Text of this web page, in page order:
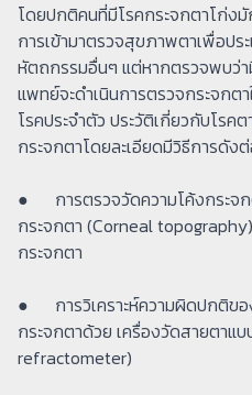
โดยปกติคนที่มีโรคกระจกตาโก่ง
การเข้ามาตรวจสุขภาพตาเพื่อปร
หัตถกรรมอื่นๆ แต่หากตรวจพบว่
แพทย์จะดำเนินการตรวจกระจกต
โรคประจำตัว ประวัติเกี่ยวกับโรค
กระจกตาโดยละเอียดมีวิธีการดัง
● การตรวจวัดความโค้งกระจกต
กระจกตา (Corneal
กระจกตา
● การวิเคราะห์ความผิดปกติขอ
กระจกตาด้วย เครื่องวัดสายตา
refractometer)